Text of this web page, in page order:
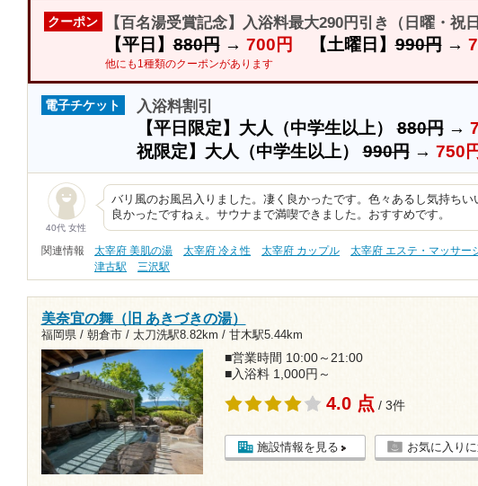
クーポン 【百名湯受賞記念】入浴料最大290円引き（日曜・祝
【平日】880円→ 700円 【土曜日】990円→
他にも1種類のクーポンがあります
電子チケット 入浴料割引
【平日限定】大人（中学生以上）880円→
祝限定】大人（中学生以上）990円→ 750
40代 女性
バリ風のお風呂入りました。凄く良かったです。色々あるし気持ちい
良かったですねぇ。サウナまで満喫できました。おすすめです。
関連情報 太宰府 美肌の湯 太宰府 冷え性 太宰府 カップル 太宰府 エステ・マッサー
津古駅
三沢駅
美奈宜の舞（旧 あきづきの湯）
福岡県 / 朝倉市 / 太刀洗駅8.82km / 甘木駅5.44km
■営業時間 10:00～21:00
■入浴料 1,000円～
4.0 点 / 3件
施設情報を見る お気に入り